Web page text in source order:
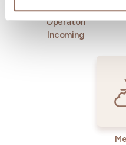
Registro
Operatori
Incoming